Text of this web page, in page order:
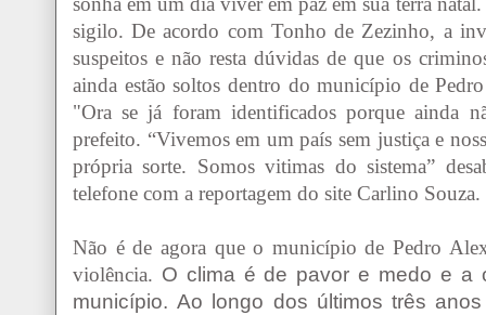
sigilo.De acordo com Tonho de Zezinho, a
suspeitos e não resta dúvidas de que os
ainda estão soltos dentro do município de
"Ora se já foram identificadosporque ainda
prefeito. “Vivemos em um país sem justiça e
própria sorte. Somos vitimas do sistema”
telefone com a reportagem do site Carlino Souza.
Não é de agora que o município de Pedro
violência. O clima é de pavor e medo e a
município.Ao longo dos últimos três